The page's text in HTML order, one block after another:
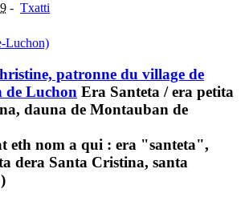
- Txatti
Luchon)
patronne du village de
de Luchon Era Santeta / era petita
dauna de Montauban de
eth nom a qui : era "santeta",
dera Santa Cristina, santa